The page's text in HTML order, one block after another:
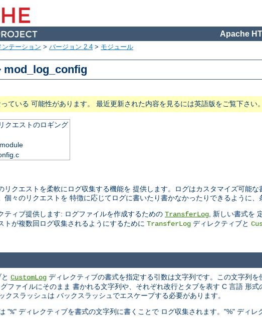
Apache
ンテーション > バージョン 2.4 > モジュール
mod_log_config
ている 可能性があります。 最近更新された内容を見るには英語版をご覧下さい。
クエストのロギング
リクエストを柔軟にログ収集する機能を 提供します。ログはカスタマイズ可能
個々のリクエストを 特徴に応じてログに書いたり書かなかったりできるように、
ティブ提供します: ログファイルを作成するための TransferLog, 新しい書式を
トが複数回ログ収集されるようにするために TransferLog ディレクティブと
CustomLog ディレクティブの書式を指定する引数は文字列です。この文字列
ファイルにそのまま 書かれる文字列や、それぞれ改行とタブを表す C 言語 形
クスラッシュは バックスラッシュでエスケープする必要があります。
"%" ディレクティブを書式の文字列に書くことで ログ収集されます。"%" ディ